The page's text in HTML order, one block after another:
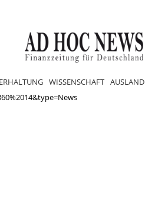
WISSENSCHAFT AUSLAND